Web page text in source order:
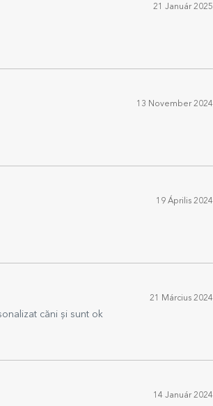
21 Január 2025
13 November 2024
19 Április 2024
21 Március 2024
căni și sunt ok
14 Január 2024